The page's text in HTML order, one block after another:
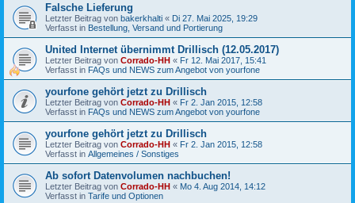
Falsche Lieferung
Letzter Beitrag von bakerkhalti « Di 27. Mai 2025, 19:29
Verfasst in Bestellung, Versand und Portierung
United Internet übernimmt Drillisch (12.05.2017)
Letzter Beitrag von Corrado-HH « Fr 12. Mai 2017, 15:41
Verfasst in FAQs und NEWS zum Angebot von yourfone
yourfone gehört jetzt zu Drillisch
Letzter Beitrag von Corrado-HH « Fr 2. Jan 2015, 12:58
Verfasst in FAQs und NEWS zum Angebot von yourfone
yourfone gehört jetzt zu Drillisch
Letzter Beitrag von Corrado-HH « Fr 2. Jan 2015, 12:58
Verfasst in Allgemeines / Sonstiges
Ab sofort Datenvolumen nachbuchen!
Letzter Beitrag von Corrado-HH « Mo 4. Aug 2014, 14:12
Verfasst in Tarife und Optionen